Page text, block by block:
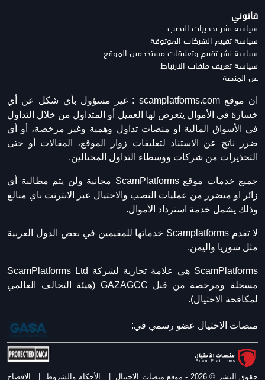
قانوني
سياسة نشر تحذيرات النصب
سياسة تقييم الشركات الموثوقة
سياسة نشر تقييم وتعليقات مستخدمين الموقع
سياسة تعريف ملفات الارتباط
عن المنصة
ان موقع scamplatforms.com :
غير مسؤول بأي شكل عن أي
خسارة في الأموال يتعرض لها العميل أو المتداول من خلال التداول
في الأسواق المالية او منصات تداول وهمية وغير مرخصة، أو أي
ضرر ناتج عن الاستناد لتعليقات زوار الموقع، المقالات أو حتى
التحذيرات من شركات ووسطاء التداول المحتالين.
جميع خدمات موقع ScamPlatforms مجانية ولن يتم مطالبة أي
زائر او متضرر من عمليات النصب والاحتيال عبر الانترنت باي مبالغ
وذلك يشمل خدمة استرداد الأموال.
لا تقدم Scamplatforms خدماتها للمقيمين في بعض الدول العربية
مثل سوريا واليمن.
ScamPlatforms هي علامة تجارية لشركة ScamPlatforms Ltd
مسجلة ومرخصة من قبل GAZAGCC (هيئة التحالف العالمي
لمكافحة الاحتيال).
منصات الاحتيال عضو رسمي في:
حقوق النشر © 2026 - موقع منصات الاحتيال الأحكام والشروط الافصاح